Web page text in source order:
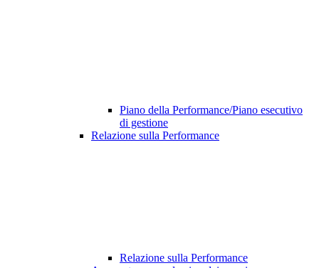
Piano della Performance/Piano esecutivo
di gestione
Relazione sulla Performance
Relazione sulla Performance